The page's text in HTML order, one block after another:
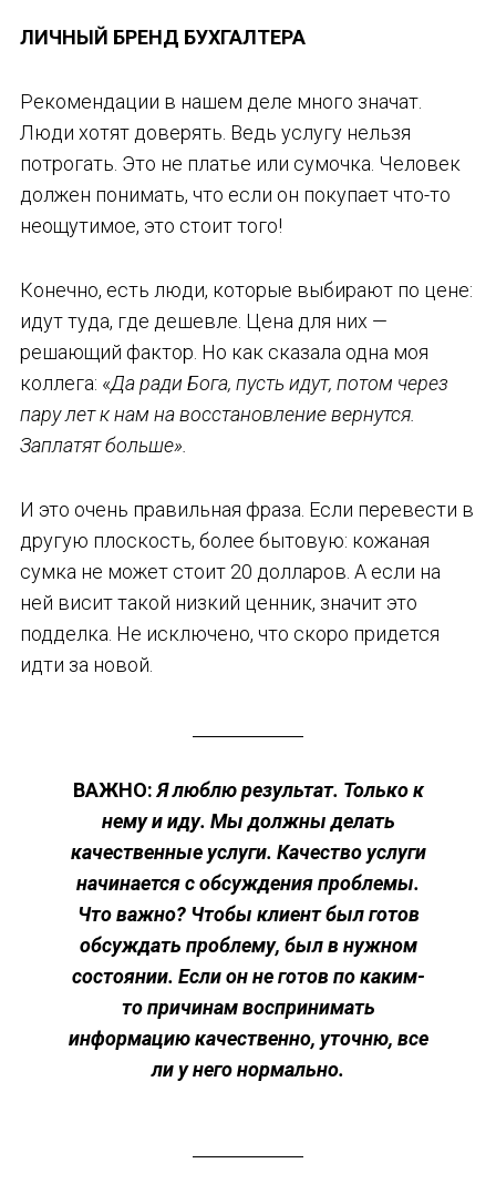
ЛИЧНЫЙ БРЕНД БУХГАЛТЕРА
Рекомендации в нашем деле много значат.
Люди хотят доверять. Ведь услугу нельзя
потрогать. Это не платье или сумочка. Человек
должен понимать, что если он покупает что-то
неощутимое, это стоит того!
Конечно, есть люди, которые выбирают по цене:
идут туда, где дешевле. Цена для них —
решающий фактор. Но как сказала одна моя
коллега: «Да ради Бога, пусть идут, потом через
пару лет к нам на восстановление вернутся.
Заплатят больше».
И это очень правильная фраза. Если перевести в
другую плоскость, более бытовую: кожаная
сумка не может стоит 20 долларов. А если на
ней висит такой низкий ценник, значит это
подделка. Не исключено, что скоро придется
идти за новой.
ВАЖНО: Я люблю результат. Только к
нему и иду. Мы должны делать
качественные услуги. Качество услуги
начинается с обсуждения проблемы.
Что важно? Чтобы клиент был готов
обсуждать проблему, был в нужном
состоянии. Если он не готов по каким-
то причинам воспринимать
информацию качественно, уточню, все
ли у него нормально.